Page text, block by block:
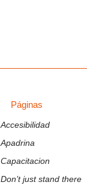
Páginas
Accesibilidad
Apadrina
Capacitacion
Don’t just stand there